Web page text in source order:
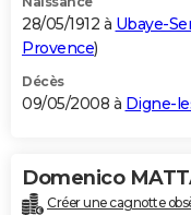
28/05/1912 à Ubaye-
Provence)
Décès
09/05/2008 à Digne-
Domenico
Créer une cagnotte